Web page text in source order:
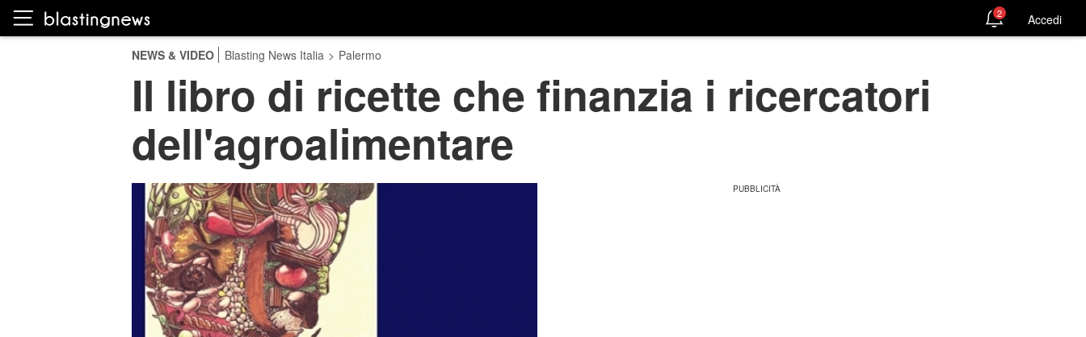
2 Accedi
NEWS & VIDEO Blasting News Italia > Palermo
Il libro di ricette che finanzia i ricercatori
dell'agroalimentare